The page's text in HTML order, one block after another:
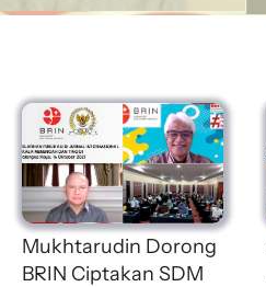
Mukhtarudin Dorong
BRIN Ciptakan SDM